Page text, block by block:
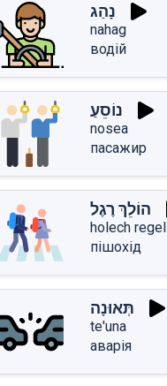
נָהַג
nahag
водій
נוֹסֵעַ
nosea
пасажир
הוֹלֵךְ רֶגֶל
holech regel
пішохід
תְּאוּנָה
te'una
аварія